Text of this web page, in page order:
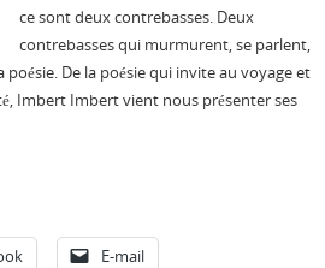
ce sont deux contrebasses. Deux
contrebasses qui murmurent, se parlent,
poésie. De la poésie qui invite au voyage et
Imbert Imbert vient nous présenter ses
E-mail